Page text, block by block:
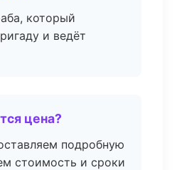
который
и ведёт
цена?
подробную
стоимость и сроки